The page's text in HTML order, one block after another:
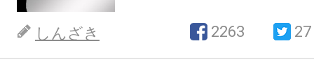
しんざき 2263 27